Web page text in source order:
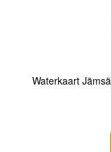
Waterkaart